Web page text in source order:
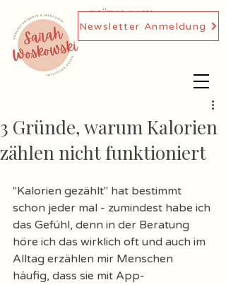
DIÄTOLOGIN,
GENUSSTRAINERIN
Newsletter Anmeldung
3 Gründe, warum Kalorien
zählen nicht funktioniert
"Kalorien gezählt" hat bestimmt
schon jeder mal - zumindest habe ich
das Gefühl, denn in der Beratung
höre ich das wirklich oft und auch im
Alltag erzählen mir Menschen
häufig, dass sie mit App-